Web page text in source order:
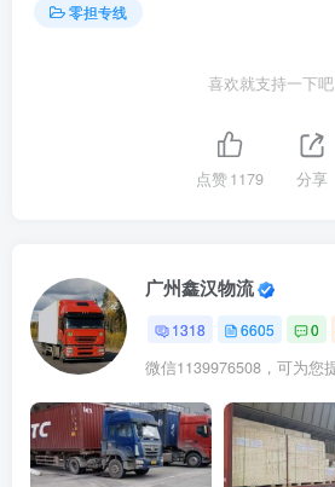
零担专线
喜欢就支持一下吧
点赞1179 分享
广州鑫汉物流
1318 6605 0